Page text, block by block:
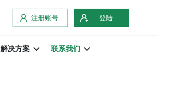
注册账号 登陆
解决方案 联系我们